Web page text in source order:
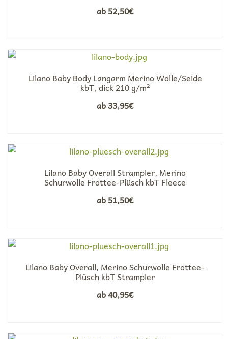
ab52,50€
Lilano Baby Body Langarm Merino Wolle/Seide
kbT, dick 210 g/m²
ab33,95€
Lilano Baby Overall Strampler, Merino
Schurwolle Frottee-Plüsch kbT Fleece
ab51,50€
Lilano Baby Overall, Merino Schurwolle Frottee-
Plüsch kbT Strampler
ab40,95€